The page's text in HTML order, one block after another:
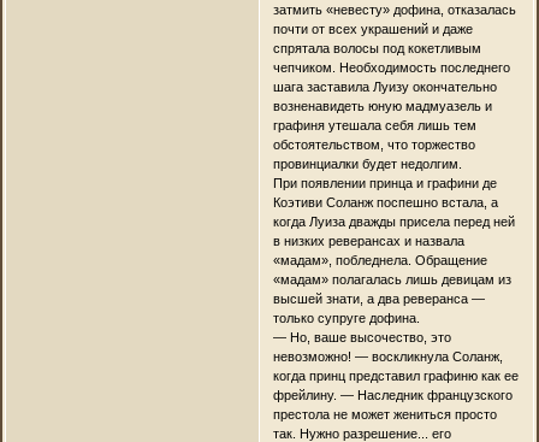
затмить «невесту» дофина, отказалась
почти от всех украшений и даже
спрятала волосы под кокетливым
чепчиком. Необходимость последнего
шага заставила Луизу окончательно
возненавидеть юную мадмуазель и
графиня утешала себя лишь тем
обстоятельством, что торжество
провинциалки будет недолгим.
При появлении принца и графини де
Коэтиви Соланж поспешно встала, а
когда Луиза дважды присела перед ней
в низких реверансах и назвала
«мадам», побледнела. Обращение
«мадам» полагалась лишь девицам из
высшей знати, а два реверанса —
только супруге дофина.
— Но, ваше высочество, это
невозможно! — воскликнула Соланж,
когда принц представил графиню как ее
фрейлину. — Наследник французского
престола не может жениться просто
так. Нужно разрешение... его